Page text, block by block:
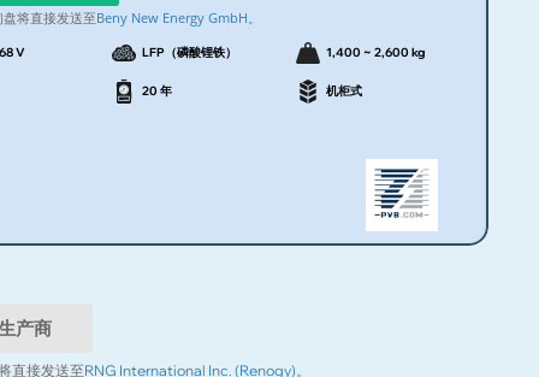
将直接发送至Beny New Energy GmbH。
V LFP（磷酸锂铁） 1,400 ~ 2,600 kg
20 年 机柜式
产商
直接发送至RNG International Inc. (Renogy)。